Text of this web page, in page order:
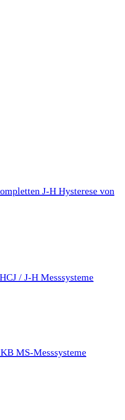
J-H Hysterese von
HCJ / J-H Messsysteme
MS-Messsysteme